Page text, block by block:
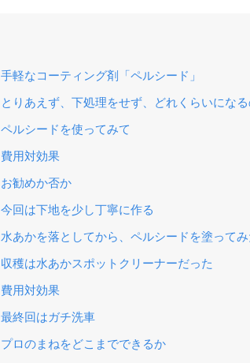
手軽なコーティング剤「ペルシード」
とりあえず、下処理をせず、どれくらいになる
ペルシードを使ってみて
費用対効果
お勧めか否か
今回は下地を少し丁寧に作る
水あかを落としてから、ペルシードを塗ってみ
収穫は水あかスポットクリーナーだった
費用対効果
最終回はガチ洗車
プロのまねをどこまでできるか